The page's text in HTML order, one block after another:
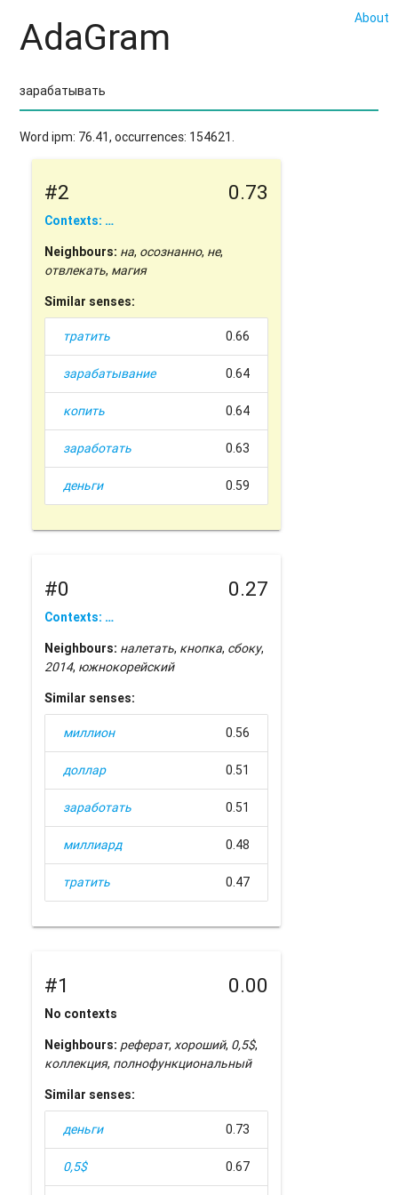
About
AdaGram
Word ipm: 76.41, occurrences: 154621.
#2 0.73
Contexts: …
Neighbours: на, осознанно, не,
отвлекать, магия
Similar senses:
тратить 0.66
зарабатывание 0.64
копить 0.64
заработать 0.63
деньги 0.59
#0 0.27
Contexts: …
Neighbours: налетать, кнопка, сбоку,
2014, южнокорейский
Similar senses:
миллион 0.56
доллар 0.51
заработать 0.51
миллиард 0.48
тратить 0.47
#1 0.00
No contexts
Neighbours: реферат,хороший, 0,5$,
коллекция, полнофункциональный
Similar senses:
деньги 0.73
0,5$ 0.67